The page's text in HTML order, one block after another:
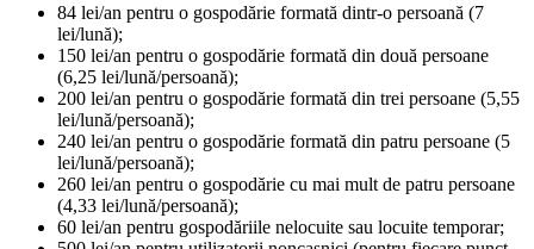
84 lei/an pentru o gospodărie formată dintr-o persoană (7
lei/lună);
150 lei/an pentru o gospodărie formată din două persoane
(6,25 lei/lună/persoană);
200 lei/an pentru o gospodărie formată din trei persoane (5,55
lei/lună/persoană);
240 lei/an pentru o gospodărie formată din patru persoane (5
lei/lună/persoană);
260 lei/an pentru o gospodărie cu mai mult de patru persoane
(4,33 lei/lună/persoană);
60 lei/an pentru gospodăriile nelocuite sau locuite temporar;